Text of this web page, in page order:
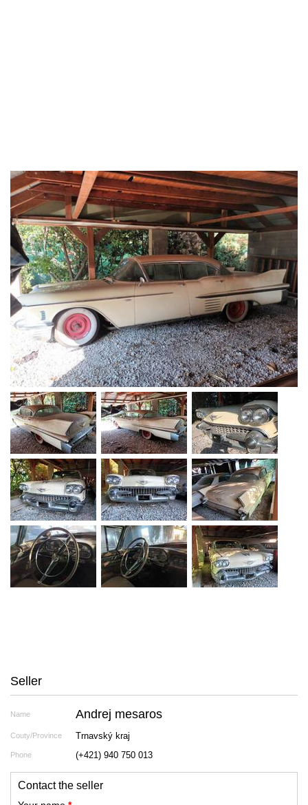
Seller
Name Andrej mesaros
Couty/Province Trnavský kraj
Phone (+421) 940 750 013
Contact the seller